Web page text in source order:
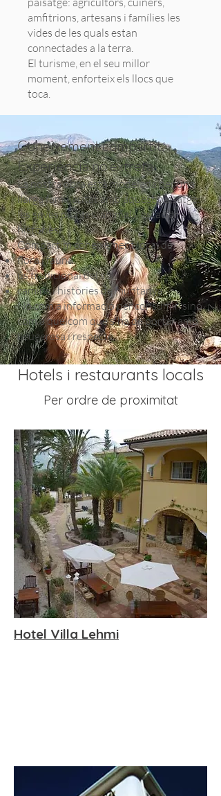
amfitrions, artesans i famílies les
vides de les quals estan
connectades a la terra.
El turisme, en el seu millor
moment, enforteix els llocs que
toca.
Coneixement compartit,
Experiència no extreta
La nostra obra està modelada per una
llarga familiaritat amb aquest paisatge:
les seves plantes, animals, estacions i
històries.
Compartim coneixement local de:
flora i fauna
ús tradicional del sòl
camins i històries de muntanya
No com a informació per consumir, sinó
com a quelcom que s'ha de portar amb
lleugeresa i respecte.
Hotels i restaurants locals
Per ordre de proximitat
Hotel Villa Lehmi